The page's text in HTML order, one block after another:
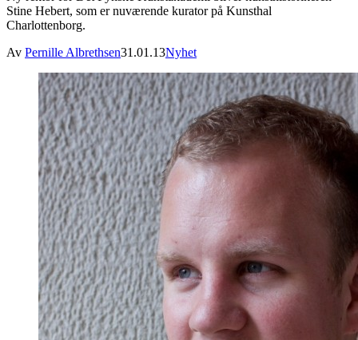
Stine Hebert, som er nuværende kurator på Kunsthal
Charlottenborg.
Av Pernille Albrethsen31.01.13Nyhet